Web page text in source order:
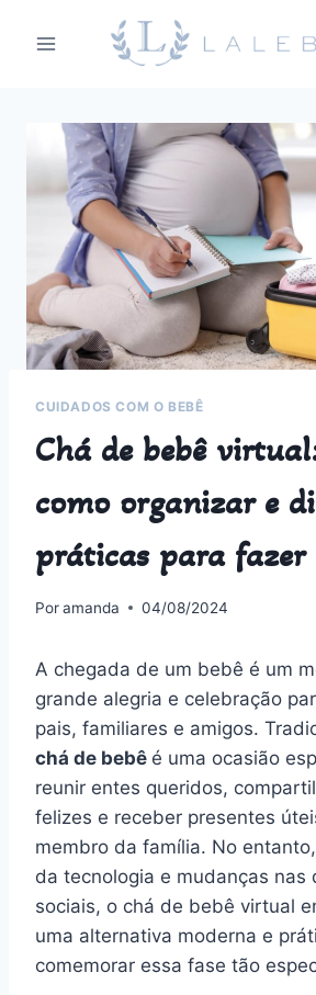
para
CUIDADOS COM O BEBÊ
Chá de bebê
como organizar e
práticas para fazer
Poramanda 04/08/2024
A chegada de um bebê é um
grande alegria e celebração
pais, familiares e amigos.
chá de bebê é uma ocasião
reunir entes queridos,
felizes e receber presentes
membro da família. No
da tecnologia e mudanças nas
sociais, o chá de bebê virtual
uma alternativa moderna e
comemorar essa fase tão